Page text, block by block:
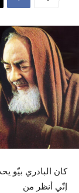
كان البادري بيّو
إنّي أنظر من